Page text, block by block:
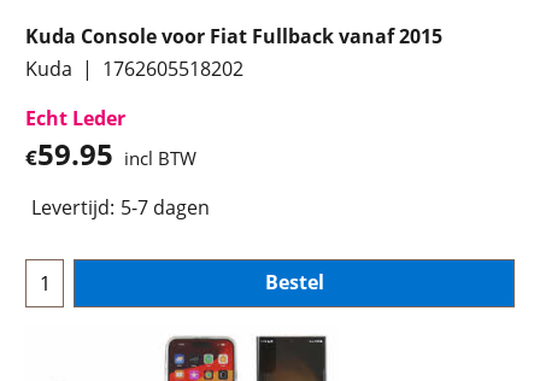
Kuda Console voor Fiat Fullback vanaf 2015
Kuda
1762605518202
Echt Leder
€59.95 incl BTW
Levertijd: 5-7 dagen
Bestel